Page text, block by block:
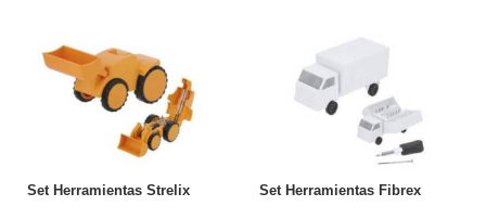
Set Herramientas Strelix Set Herramientas Fibrex